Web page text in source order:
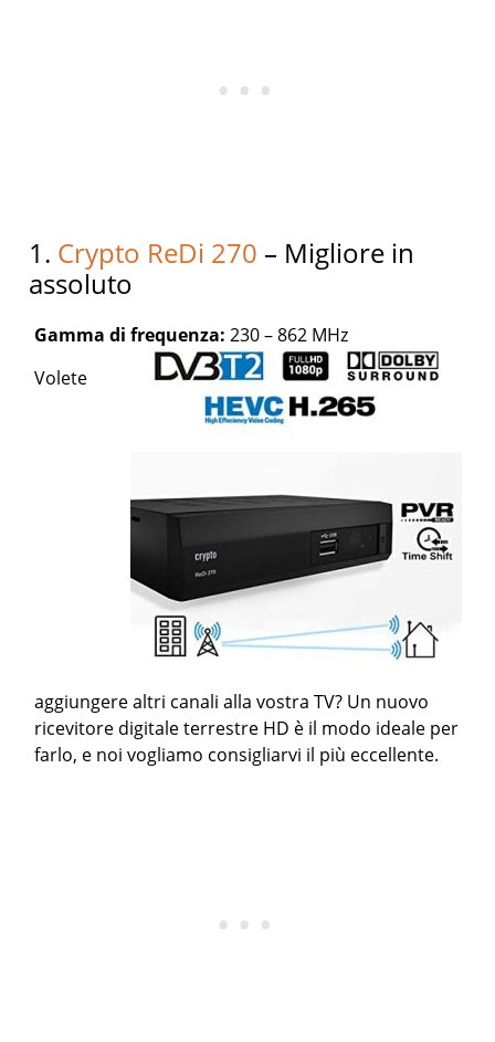
1. Crypto ReDi 270 – Migliore in
assoluto
Gamma di frequenza:230 – 862 MHz
Volete
aggiungere altri canali alla vostra TV? Un nuovo
ricevitore digitale terrestre HD è il modo ideale per
farlo, e noi vogliamo consigliarvi il più eccellente.